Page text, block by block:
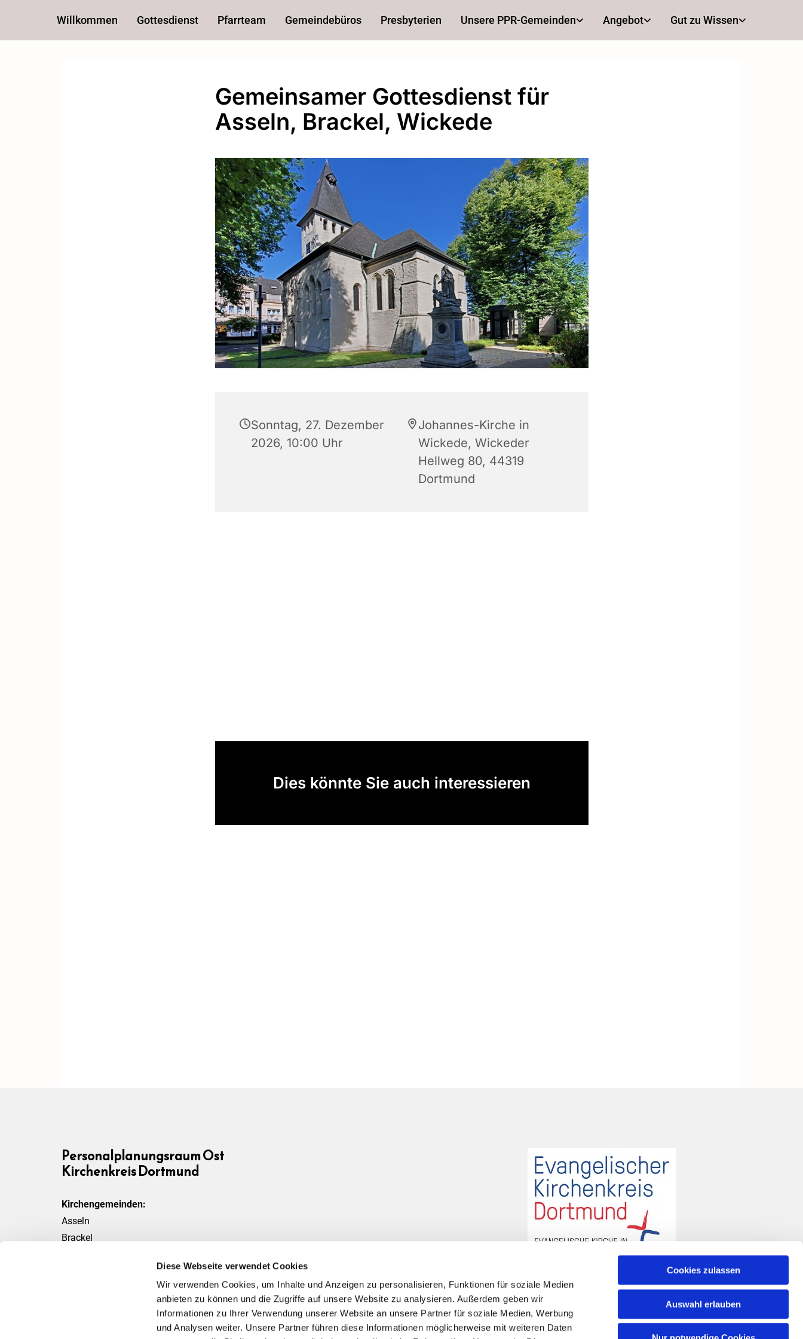
Diese Webseite verwendet Cookies
Wir verwenden Cookies, um Inhalte und Anzeigen zu personalisieren, Funktionen für soziale Medien
anbieten zu können und die Zugriffe auf unsere Website zu analysieren. Außerdem geben wir
Informationen zu Ihrer Verwendung unserer Website an unsere Partner für soziale Medien, Werbung
und Analysen weiter. Unsere Partner führen diese Informationen möglicherweise mit weiteren Daten
Cookies zulassen
Auswahl erlauben
Willkommen Gottesdienst Pfarrteam Gemeindebüros Presbyterien Unsere PPR-Gemeinden Angebot Gut zu Wissen
Gemeinsamer Gottesdienst für
Asseln, Brackel, Wickede
Sonntag, 27. Dezember
2026, 10:00 Uhr
Johannes-Kirche in
Wickede, Wickeder
Hellweg 80, 44319
Dortmund
Dies könnte Sie auch interessieren
Personalplanungsraum Ost
Kirchenkreis Dortmund
Kirchengemeinden:
Asseln
Brackel